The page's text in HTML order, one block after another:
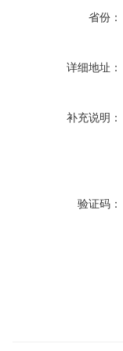
省份：
详细地址：
补充说明：
验证码：